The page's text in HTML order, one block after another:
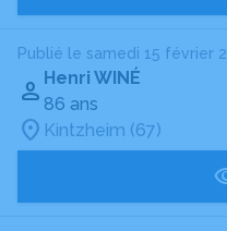
Publié le samedi 15 février
Henri WINÉ
86 ans
Kintzheim (67)